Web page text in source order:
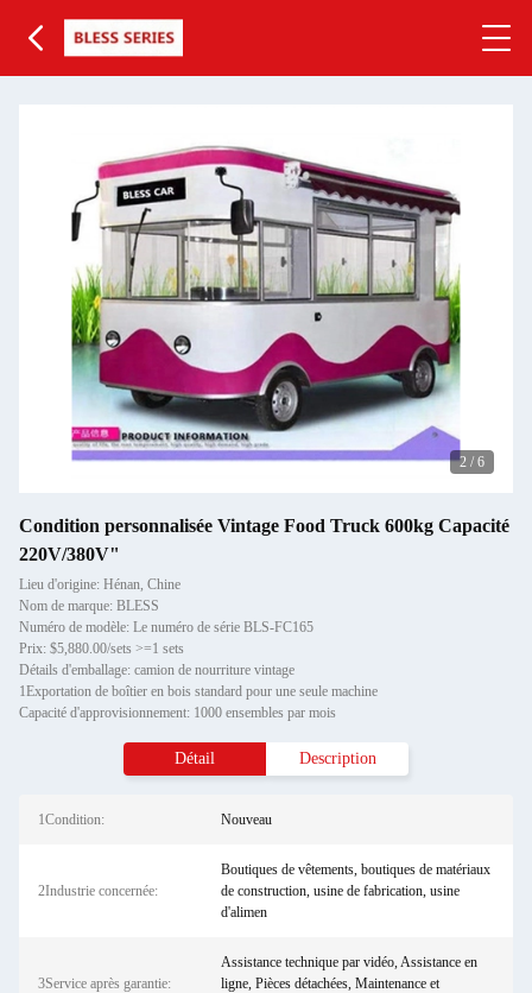
2 / 6
Condition personnalisée Vintage Food Truck 600kg Capacité
220V/380V"
Lieu d'origine: Hénan, Chine
Nom de marque: BLESS
Numéro de modèle: Le numéro de série BLS-FC165
Prix: $5,880.00/sets >=1 sets
Détails d'emballage: camion de nourriture vintage
1Exportation de boîtier en bois standard pour une seule machine
Capacité d'approvisionnement: 1000 ensembles par mois
Détail Description
1Condition: Nouveau
2Industrie concernée:
Boutiques de vêtements, boutiques de matériaux
de construction, usine de fabrication, usine
d'alimen
3Service après garantie:
Assistance technique par vidéo, Assistance en
ligne, Pièces détachées, Maintenance et